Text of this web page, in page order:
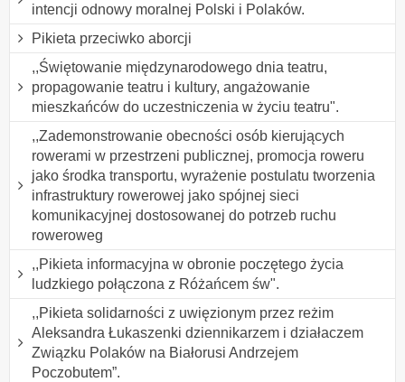
intencji odnowy moralnej Polski i Polaków.
Pikieta przeciwko aborcji
,,Świętowanie międzynarodowego dnia teatru,
propagowanie teatru i kultury, angażowanie
mieszkańców do uczestniczenia w życiu teatru".
,,Zademonstrowanie obecności osób kierujących
rowerami w przestrzeni publicznej, promocja roweru
jako środka transportu, wyrażenie postulatu tworzenia
infrastruktury rowerowej jako spójnej sieci
komunikacyjnej dostosowanej do potrzeb ruchu
roweroweg
,,Pikieta informacyjna w obronie poczętego życia
ludzkiego połączona z Różańcem św".
,,Pikieta solidarności z uwięzionym przez reżim
Aleksandra Łukaszenki dziennikarzem i działaczem
Związku Polaków na Białorusi Andrzejem
Poczobutem”.